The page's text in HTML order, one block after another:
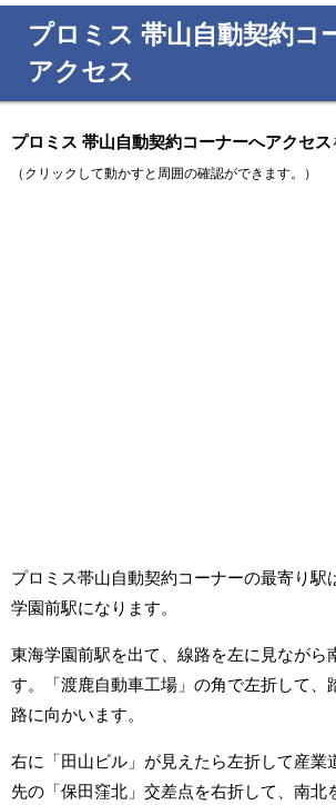
プロミス 帯山自動契約コ
アクセス
プロミス 帯山自動契約コーナーへアクセス
（クリックして動かすと周囲の確認ができます。）
プロミス帯山自動契約コーナーの最寄り駅
学園前駅になります。
東海学園前駅を出て、線路を左に見ながら
す。「渡鹿自動車工場」の角で左折して、
路に向かいます。
右に「田山ビル」が見えたら左折して産業
先の「保田窪北」交差点を右折して、南北